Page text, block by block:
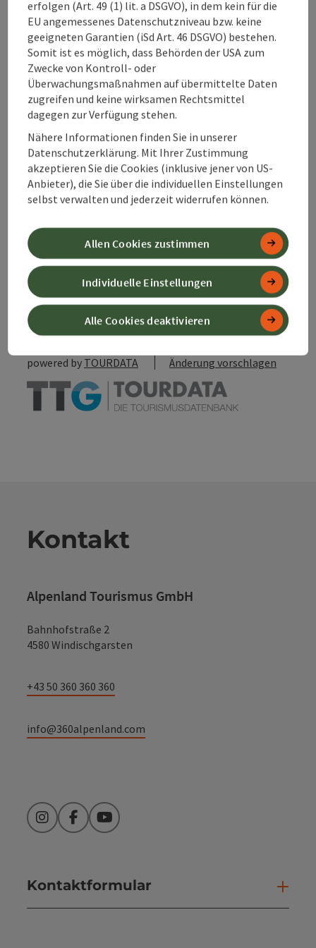
Eignung
Barrierefreiheit
Kontakt
Zustimmungserklärung
Beitrag merken
zum Merkzettel
PDF erstellen
Beitrag drucken
In der Nähe
powered by TOURDATA Änderung vorschlagen
Kontakt
Alpenland Tourismus GmbH
Bahnhofstraße 2
4580 Windischgarsten
+43 50 360 360 360
info@360alpenland.com
InstagramFacebookYouTube
Kontaktformular
erfolgen (Art. 49 (1) lit. a DSGVO), in dem kein für die
EU angemessenes Datenschutzniveau bzw. keine
geeigneten Garantien (iSd Art. 46 DSGVO) bestehen.
Somit ist es möglich, dass Behörden der USA zum
Zwecke von Kontroll- oder
Überwachungsmaßnahmen auf übermittelte Daten
zugreifen und keine wirksamen Rechtsmittel
dagegen zur Verfügung stehen.
Nähere Informationen finden Sie in unserer
Datenschutzerklärung. Mit Ihrer Zustimmung
akzeptieren Sie die Cookies (inklusive jener von US-
Anbieter), die Sie über die individuellen Einstellungen
selbst verwalten und jederzeit widerrufen können.
Alle Cookies deaktivieren
Individuelle Einstellungen
Allen Cookies zustimmen